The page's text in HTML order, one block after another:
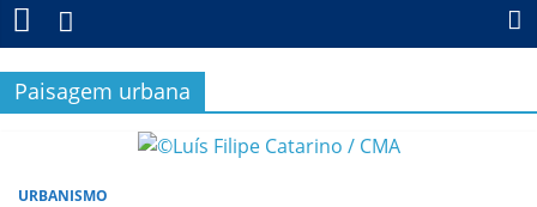
Paisagem urbana
URBANISMO